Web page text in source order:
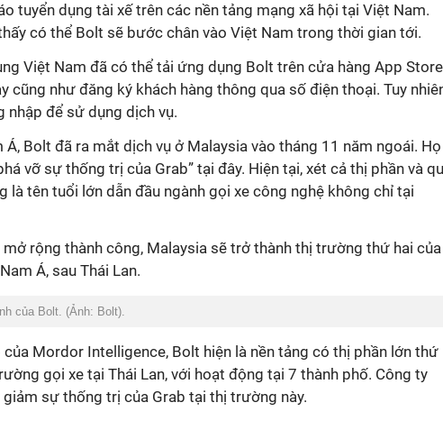
tuyển dụng tài xế trên các nền tảng mạng xã hội tại Việt Nam.
có thể Bolt sẽ bước chân vào Việt Nam trong thời gian tới.
Việt Nam đã có thể tải ứng dụng Bolt trên cửa hàng App Store
cũng như đăng ký khách hàng thông qua số điện thoại. Tuy
nhập để sử dụng dịch vụ.
Á, Bolt đã ra mắt dịch vụ ở Malaysia vào tháng 11 năm ngoái. Họ
vỡ sự thống trị của Grab” tại đây. Hiện tại, xét cả thị phần và
là tên tuổi lớn dẫn đầu ngành gọi xe công nghệ không chỉ tại
mở rộng thành công, Malaysia sẽ trở thành thị trường thứ hai của
Á, sau Thái Lan.
của Bolt. (Ảnh: Bolt).
của Mordor Intelligence, Bolt hiện là nền tảng có thị phần lớn thứ
gọi xe tại Thái Lan, với hoạt động tại 7 thành phố. Công ty
sự thống trị của Grab tại thị trường này.